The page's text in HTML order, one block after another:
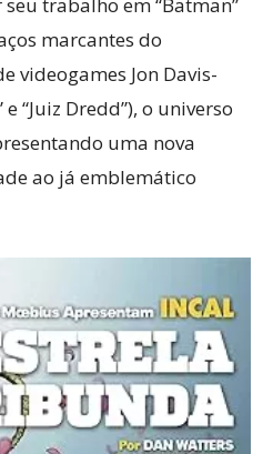
marcantes do
videogames Jon Davis-
“Juiz Dredd”), o universo
uma nova
ao já emblemático